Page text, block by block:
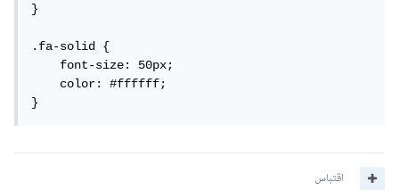
}
.fa-solid {
    font-size: 50px;
    color: #ffffff;
}
اقتباس